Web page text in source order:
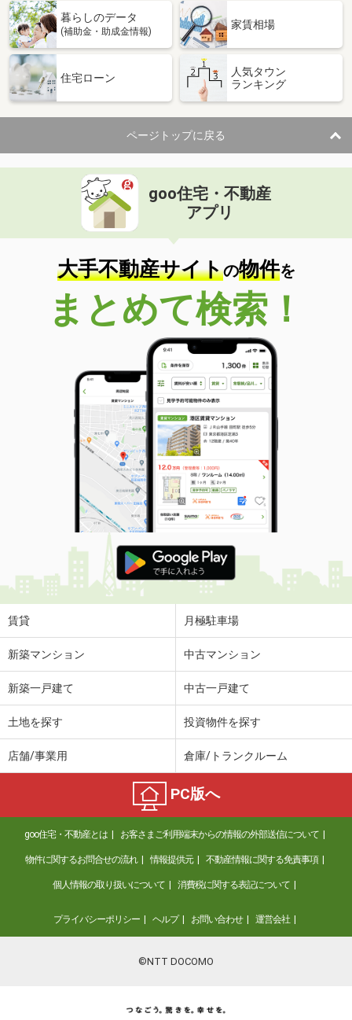
間取り
福井県福井市光陽２丁目
住 所
福井県福井市光陽２丁目
専有面積 69.66m²
間取り
2LDK
福井県福井市高木中央１丁目
価 格
住 所
福井県福井市高木中央１丁目
専有面積 33.27m²
間取り
1LDK
福井県鯖江市二丁掛町
価 格
5.50万円
福井県鯖江市二丁掛町
50.29m²
間取り
1LDK
福井県鯖江市舟津町４丁目
価 格
7.50万円
住 所
福井県鯖江市舟津町４丁目
専有面積 57.78m²
間取り
2LDK
福井県福井市文京５丁目
価 格
4.80万円
住 所
福井県福井市文京５丁目
専有面積
福井県福井市志比口２丁目
福井県敦賀市中央町１
5.10万円
住 所
福井県敦賀市中央町１
専有面積 30.49m²
間取り
1K
福井県福井市二の宮２丁目
価 格
8.40万円
住 所
福井県福井市二の宮２丁目
45.04m²
福井県坂井市春江町定重
暮らしのデータ
(補助金・助成金情報)
家賃相場
住宅ローン
人気タウン
ランキング
ページトップに戻る
goo住宅・不動産
アプリ
大手不動産サイトの物件を
まとめて検索！
賃貸 月極駐車場
新築マンション 中古マンション
新築一戸建て 中古一戸建て
土地を探す 投資物件を探す
店舗/事業用 倉庫/トランクルーム
PC版へ
goo住宅・不動産とは お客さまご利用端末からの情報の外部送信について
物件に関するお問合せの流れ 情報提供元 不動産情報に関する免責事項
個人情報の取り扱いについて 消費税に関する表記について
プライバシーポリシー ヘルプ お問い合わせ 運営会社
©NTT DOCOMO